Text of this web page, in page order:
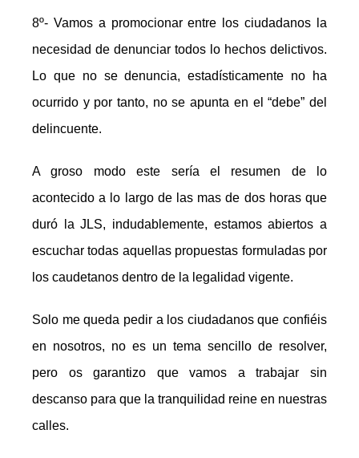
8º- Vamos a promocionar entre los ciudadanos la
necesidad de denunciar todos lo hechos delictivos.
Lo que no se denuncia, estadísticamente no ha
ocurrido y por tanto, no se apunta en el “debe” del
delincuente.
A groso modo este sería el resumen de lo
acontecido a lo largo de las mas de dos horas que
duró la JLS, indudablemente, estamos abiertos a
escuchar todas aquellas propuestas formuladas por
los caudetanos dentro de la legalidad vigente.
Solo me queda pedir a los ciudadanos que confiéis
en nosotros, no es un tema sencillo de resolver,
pero os garantizo que vamos a trabajar sin
descanso para que la tranquilidad reine en nuestras
calles.